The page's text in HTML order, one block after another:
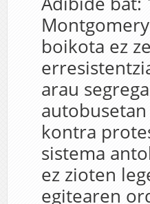
boikota ez
arau
kontra
sistema
ez zioten
egitearen